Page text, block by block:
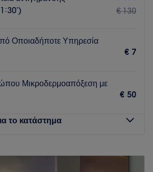
€ 130
Οποιαδήποτε Υπηρεσία
€ 7
Μικροδερμοαπόξεση με
€ 50
το κατάστημα